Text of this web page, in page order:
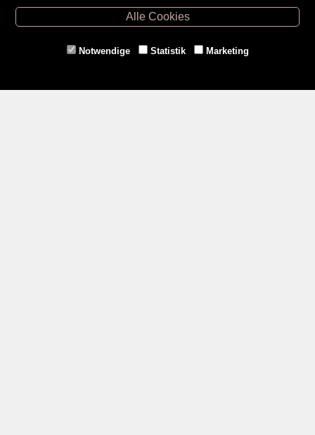
Hollabrunn -02952/30057
Eggenburg -02984/3836
Gmünd -
Alle Cookies
Notwendige Statistik Marketing